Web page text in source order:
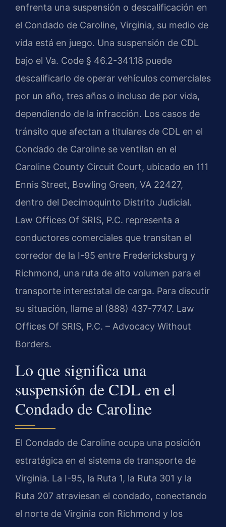
enfrenta una suspensión o descalificación en
el Condado de Caroline, Virginia, su medio de
vida está en juego. Una suspensión de CDL
bajo el Va. Code § 46.2-341.18 puede
descalificarlo de operar vehículos comerciales
por un año, tres años o incluso de por vida,
dependiendo de la infracción. Los casos de
tránsito que afectan a titulares de CDL en el
Condado de Caroline se ventilan en el
Caroline County Circuit Court, ubicado en 111
Ennis Street, Bowling Green, VA 22427,
dentro del Decimoquinto Distrito Judicial.
Law Offices Of SRIS, P.C. representa a
conductores comerciales que transitan el
corredor de la I-95 entre Fredericksburg y
Richmond, una ruta de alto volumen para el
transporte interestatal de carga. Para discutir
su situación, llame al (888) 437-7747. Law
Offices Of SRIS, P.C. – Advocacy Without
Borders.
Lo que significa una
suspensión de CDL en el
Condado de Caroline
El Condado de Caroline ocupa una posición
estratégica en el sistema de transporte de
Virginia. La I-95, la Ruta 1, la Ruta 301 y la
Ruta 207 atraviesan el condado, conectando
el norte de Virginia con Richmond y los